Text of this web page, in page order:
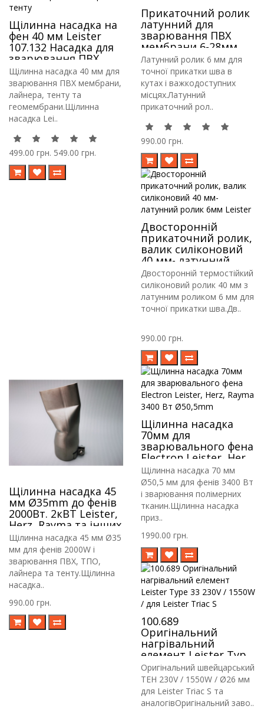
Щілинна насадка на
фен 40 мм Leister
107.132 Насадка для
зварювання ПВХ
мембрани, лайнера,
тенту
Щілинна насадка 40 мм для
зварювання ПВХ мембрани,
лайнера, тенту та
геомембрани.Щілинна
насадка Lei..
499.00 грн. 549.00 грн.
Прикаточний ролик
латунний для
зварювання ПВХ
мембрани 6-28мм
Neico
Латунний ролик 6 мм для
точної прикатки шва в
кутах і важкодоступних
місцях.Латунний
прикаточний рол..
990.00 грн.
Двосторонній
прикаточний ролик,
валик силіконовий
40 мм- латунний
ролик 6мм Leister
Двосторонній термостійкий
силіконовий ролик 40 мм з
латунним роликом 6 мм для
точної прикатки шва.Дв..
990.00 грн.
Щілинна насадка 45
мм Ø35mm до фенів
2000Вт. 2кВТ Leister,
Herz, Rayma та інших
Щілинна насадка 45 мм Ø35
мм для фенів 2000W і
зварювання ПВХ, ТПО,
лайнера та тенту.Щілинна
насадка..
990.00 грн.
Щілинна насадка
70мм для
зварювального фена
Electron Leister, Herz,
Rayma 3400 Вт
Ø50,5mm
Щілинна насадка 70 мм
Ø50,5 мм для фенів 3400 Вт
і зварювання полімерних
тканин.Щілинна насадка
приз..
1990.00 грн.
100.689
Оригінальний
нагрівальний
елемент Leister Type
33 230V / 1550W / для
Leister Triac S
Оригінальний швейцарський
ТЕН 230V / 1550W / Ø26 мм
для Leister Triac S та
аналогівОригінальний заво..